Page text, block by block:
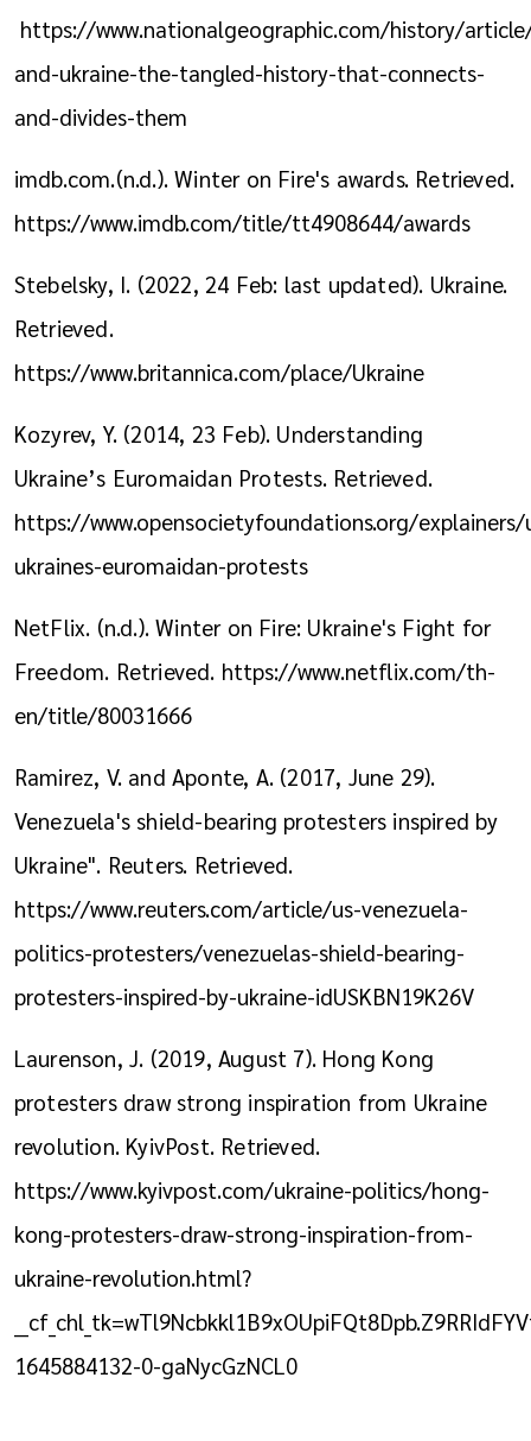
https://www.nationalgeographic.com/history/
and-ukraine-the-tangled-history-that-connects-
and-divides-them
imdb.com.(n.d.). Winter on Fire's awards. Retrieved.
https://www.imdb.com/title/tt4908644/awards
Stebelsky, I. (2022, 24 Feb: last updated). Ukraine.
Retrieved.
https://www.britannica.com/place/Ukraine
Kozyrev, Y. (2014, 23 Feb). Understanding
Ukraine’s Euromaidan Protests. Retrieved.
https://www.opensocietyfoundations.org/
ukraines-euromaidan-protests
NetFlix. (n.d.). Winter on Fire: Ukraine's Fight for
Freedom. Retrieved. https://www.netflix.com/th-
en/title/80031666
Ramirez, V. and Aponte, A. (2017, June 29).
Venezuela's shield-bearing protesters inspired by
Ukraine". Reuters. Retrieved.
https://www.reuters.com/article/us-venezuela-
politics-protesters/venezuelas-shield-bearing-
protesters-inspired-by-ukraine-idUSKBN19K26V
Laurenson, J. (2019, August 7). Hong Kong
protesters draw strong inspiration from Ukraine
revolution. KyivPost. Retrieved.
https://www.kyivpost.com/ukraine-politics/hong-
kong-protesters-draw-strong-inspiration-from-
ukraine-revolution.html?
1645884132-0-gaNycGzNCL0